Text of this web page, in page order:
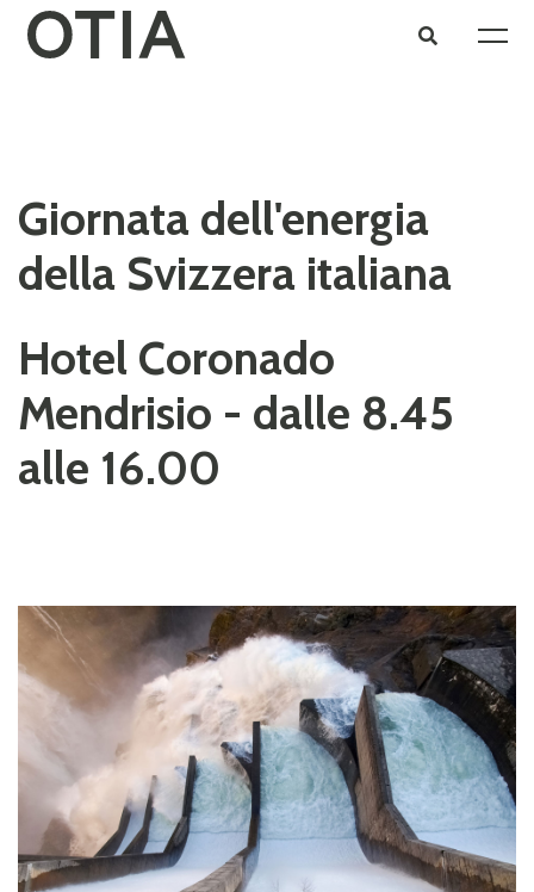
Giornata dell'energia
della Svizzera italiana
Hotel Coronado
Mendrisio - dalle 8.45
alle 16.00